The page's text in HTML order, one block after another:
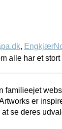
,
alle har et
familieejet
er
at se deres